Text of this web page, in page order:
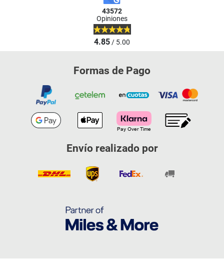
43572
Opiniones
4.85/ 5.00
Formas de Pago
Envío realizado por